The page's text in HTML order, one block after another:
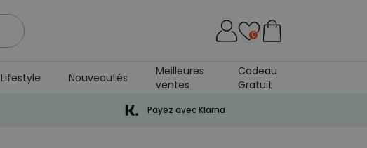
0
Lifestyle Nouveautés
Meilleures
ventes
Cadeau
Gratuit
Payez avec Klarna